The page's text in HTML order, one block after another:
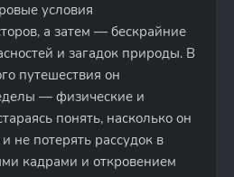
условия
а затем — бескрайние
и загадок природы. В
путешествия он
— физические и
понять, насколько он
не потерять рассудок в
кадрами и откровением